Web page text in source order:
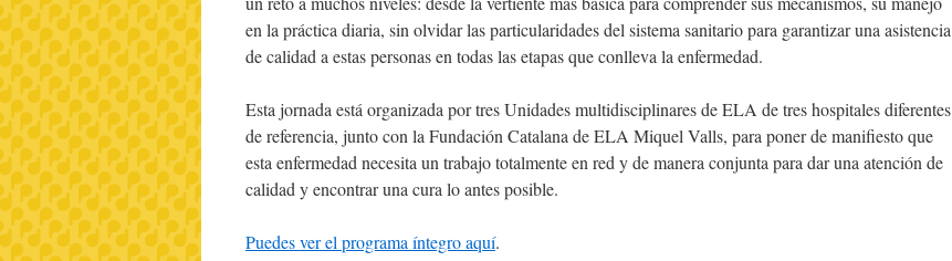
en la práctica diaria, sin olvidar las particularidades del sistema sanitario para garantizar una asistencia
de calidad a estas personas en todas las etapas que conlleva la enfermedad.
Esta jornada está organizada por tres Unidades multidisciplinares de ELA de tres hospitales diferentes
de referencia, junto con la Fundación Catalana de ELA Miquel Valls, para poner de manifiesto que
esta enfermedad necesita un trabajo totalmente en red y de manera conjunta para dar una atención de
calidad y encontrar una cura lo antes posible.
Puedes ver el programa íntegro aquí.